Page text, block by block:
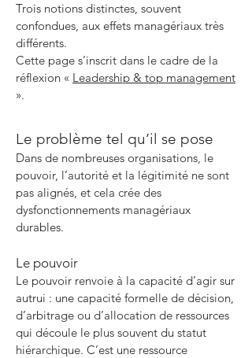
Trois notions distinctes, souvent
confondues, aux effets managériaux très
différents.
Cette page s’inscrit dans le cadre de la
réflexion « Leadership & top management
».
Le problème tel qu’il se pose
Dans de nombreuses organisations, le
pouvoir, l’autorité et la légitimité ne sont
pas alignés, et cela crée des
dysfonctionnements managériaux
durables.
Le pouvoir
Le pouvoir renvoie à la capacité d’agir sur
autrui : une capacité formelle de décision,
d’arbitrage ou d’allocation de ressources
qui découle le plus souvent du statut
hiérarchique. C’est une ressource